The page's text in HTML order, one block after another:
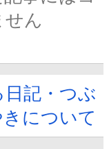
せん
記・つぶ
について